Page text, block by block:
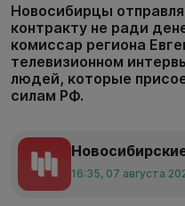
Новосибирцы
контракту не ради
комиссар региона
телевизионном
людей, которые
силам РФ.
16:35, 07 августа